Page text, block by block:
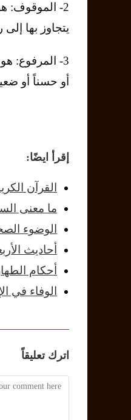
2- الموقوف:
يتجاوز بها
3- المرفوع:
أو حسناً أو
إقرأ ايضًا:
القرآن
ما معنى
الوضوء
أحاديث
أحكام
الوفاء في
اترك تعليقاً
Comment